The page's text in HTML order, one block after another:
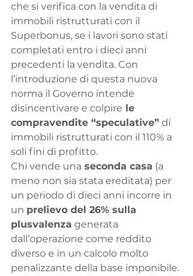
che si verifica con la vendita di
immobili ristrutturati con il
Superbonus, se i lavori sono stati
completati entro i dieci anni
precedenti la vendita. Con
l’introduzione di questa nuova
norma il Governo intende
disincentivare e colpire le
compravendite “speculative” di
immobili ristrutturati con il 110% a
soli fini di profitto.
Chi vende una seconda casa (a
meno non sia stata ereditata) per
un periodo di dieci anni incorre in
un prelievo del 26% sulla
plusvalenza generata
dall’operazione come reddito
diverso e in un calcolo molto
penalizzante della base imponibile.